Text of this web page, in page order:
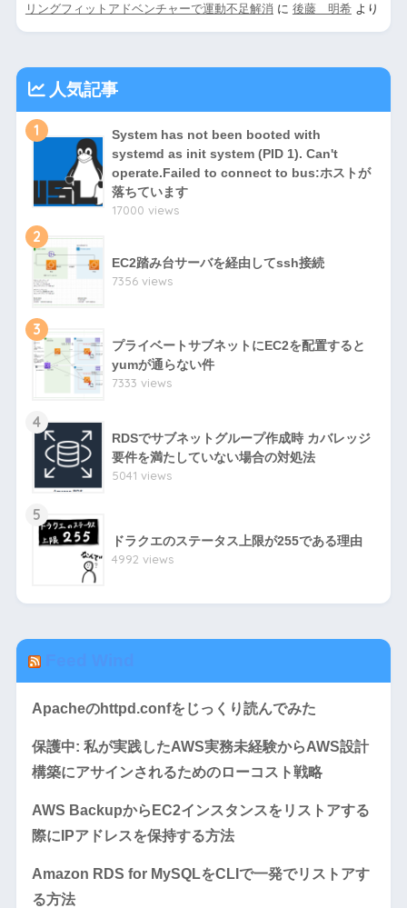
リングフィットアドベンチャーで運動不足解消 に 後藤 明希より
人気記事
1
System has not been booted with
systemd as init system (PID 1). Can't
operate.Failed to connect to bus:ホストが
落ちています
17000 views
2
EC2踏み台サーバを経由してssh接続
7356 views
3
プライベートサブネットにEC2を配置すると
yumが通らない件
7333 views
4
RDSでサブネットグループ作成時 カバレッジ
要件を満たしていない場合の対処法
5041 views
5
ドラクエのステータス上限が255である理由
4992 views
Apacheのhttpd.confをじっくり読んでみた
保護中: 私が実践したAWS実務未経験からAWS設計
構築にアサインされるためのローコスト戦略
AWS BackupからEC2インスタンスをリストアする
際にIPアドレスを保持する方法
Amazon RDS for MySQLをCLIで一発でリストアす
る方法